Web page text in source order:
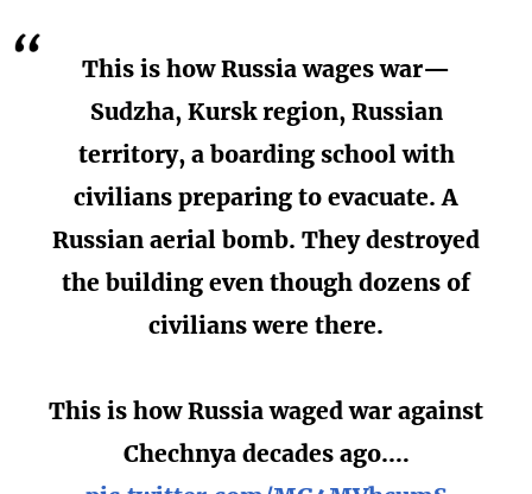
This is how Russia wages war—
Sudzha, Kursk region, Russian
territory, a boarding school with
civilians preparing to evacuate. A
Russian aerial bomb. They destroyed
the building even though dozens of
civilians were there.
This is how Russia waged war against
Chechnya decades ago.…